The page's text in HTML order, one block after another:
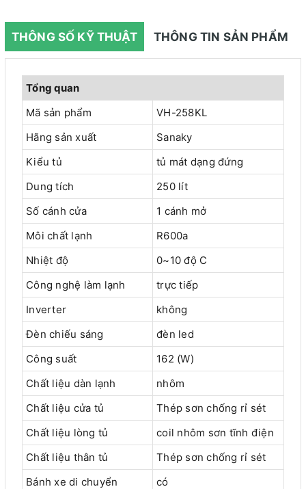
THÔNG SỐ KỸ THUẬT THÔNG TIN SẢN PHẨM
Tổng quan
Mã sản phẩm
VH-258KL
Hãng sản xuất
Sanaky
Kiểu tủ
tủ mát dạng đứng
Dung tích
250 lít
Số cánh cửa
1 cánh mở
Môi chất lạnh
R600a
Nhiệt độ
0~10 độ C
Công nghệ làm lạnh
trực tiếp
Inverter
không
Đèn chiếu sáng
đèn led
Công suất
162 (W)
Chất liệu dàn lạnh
nhôm
Chất liệu cửa tủ
Thép sơn chống rỉ sét
Chất liệu lòng tủ
coil nhôm sơn tĩnh điện
Chất liệu thân tủ
Thép sơn chống rỉ sét
Bánh xe di chuyển
có